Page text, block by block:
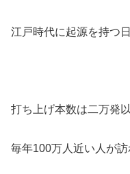
江戸時代に起源を持つ
打ち上げ本数は二万発以
毎年100万人近い人が訪